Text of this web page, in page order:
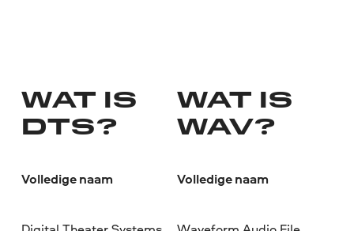
WAT IS
DTS?
Volledige naam
WAT IS
WAV?
Volledige naam